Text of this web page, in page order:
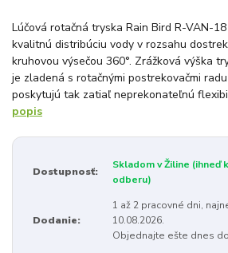
Lúčová rotačná tryska Rain Bird R-VAN-
kvalitnú distribúciu vody v rozsahu
kruhovou výsečou 360°. Zrážková výška
je zladená s rotačnými postrekovačmi
poskytujú tak zatiaľ neprekonateľnú
popis
Dostupnosť:
Skladom v Žiline (ihneď k
odberu)
Dodanie:
1 až 2 pracovné dni,
10.08.2026.
Objednajte ešte dnes